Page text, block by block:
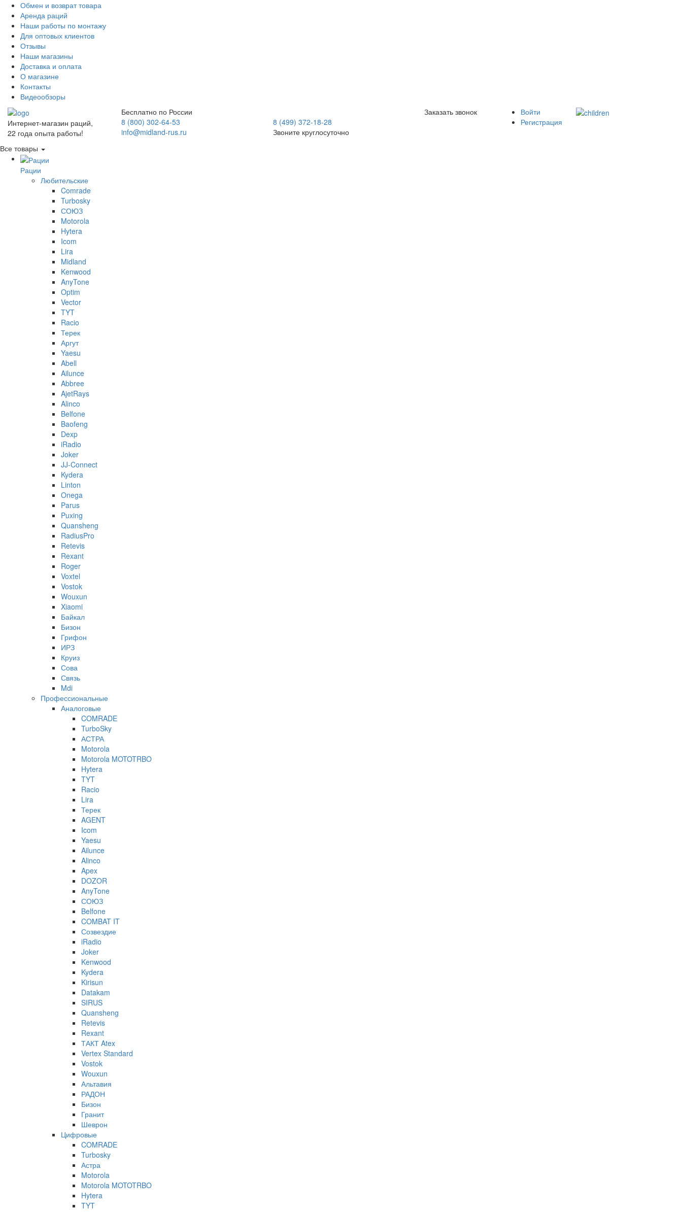
Обмен и возврат товара
Аренда раций
Наши работы по монтажу
Для оптовых клиентов
Отзывы
Наши магазины
Доставка и оплата
О магазине
Контакты
Видеообзоры
Интернет-магазин раций,
22 года опыта работы!
Бесплатно по России
8 (800) 302-64-53
info@midland-rus.ru
8 (499) 372-18-28
Звоните круглосуточно
Заказать звонок
Войти
Регистрация
Все товары
Рации
Любительские
Comrade
Turbosky
СОЮЗ
Motorola
Hytera
Icom
Lira
Midland
Kenwood
AnyTone
Optim
Vector
TYT
Racio
Терек
Аргут
Yaesu
Abell
Ailunce
Abbree
AjetRays
Alinco
Belfone
Baofeng
Dexp
iRadio
Joker
JJ-Connect
Kydera
Linton
Onega
Parus
Puxing
Quansheng
RadiusPro
Retevis
Rexant
Roger
Voxtel
Vostok
Wouxun
Xiaomi
Байкал
Бизон
Грифон
ИРЗ
Круиз
Сова
Связь
Mdi
Профессиональные
Аналоговые
COMRADE
TurboSky
АСТРА
Motorola
Motorola MOTOTRBO
Hytera
TYT
Racio
Lira
Терек
AGENT
Icom
Yaesu
Ailunce
Alinco
Apex
DOZOR
AnyTone
СОЮЗ
Belfone
COMBAT IT
Созвездие
iRadio
Joker
Kenwood
Kydera
Kirisun
Datakam
SIRUS
Quansheng
Retevis
Rexant
ТАКТ Atex
Vertex Standard
Vostok
Wouxun
Альтавия
РАДОН
Бизон
Гранит
Шеврон
Цифровые
COMRADE
Turbosky
Астра
Motorola
Motorola MOTOTRBO
Hytera
TYT